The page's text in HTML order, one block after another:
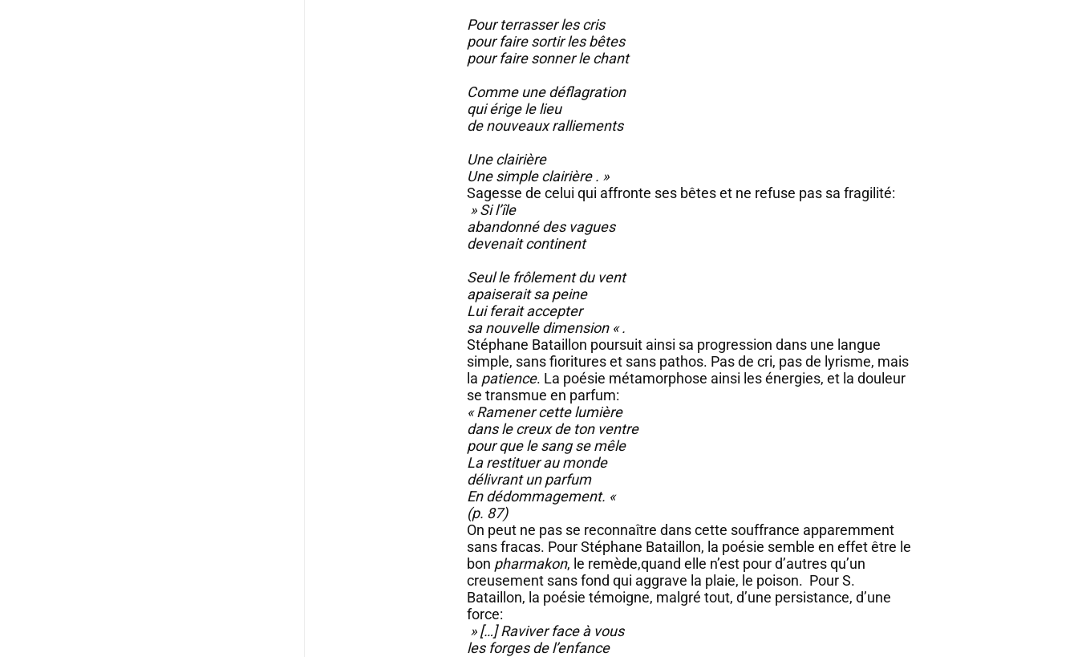
Pour terrasser les cris
pour faire sortir les bêtes
pour faire sonner le chant
Comme une déflagration
qui érige le lieu
de nouveaux ralliements
Une clairière
Une simple clairière . »
Sagesse de celui qui affronte ses bêtes et ne refuse pas sa fragilité:
» Si l’île
abandonné des vagues
devenait continent
Seul le frôlement du vent
apaiserait sa peine
Lui ferait accepter
sa nouvelle dimension « .
Stéphane Bataillon poursuit ainsi sa progression dans une langue
simple, sans fioritures et sans pathos. Pas de cri, pas de lyrisme, mais
la patience. La poésie métamorphose ainsi les énergies, et la douleur
se transmue en parfum:
« Ramener cette lumière
dans le creux de ton ventre
pour que le sang se mêle
La restituer au monde
délivrant un parfum
En dédommagement. «
(p. 87)
On peut ne pas se reconnaître dans cette souffrance apparemment
sans fracas. Pour Stéphane Bataillon, la poésie semble en effet être le
bon pharmakon, le remède,quand elle n’est pour d’autres qu’un
creusement sans fond qui aggrave la plaie, le poison. Pour S.
Bataillon, la poésie témoigne, malgré tout, d’une persistance, d’une
force:
» […] Raviver face à vous
les forges de l’enfance